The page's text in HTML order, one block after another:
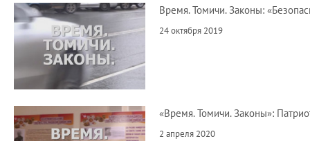
Время. Томичи. Законы:
24 октября 2019
«Время. Томичи. Законы»:
2 апреля 2020